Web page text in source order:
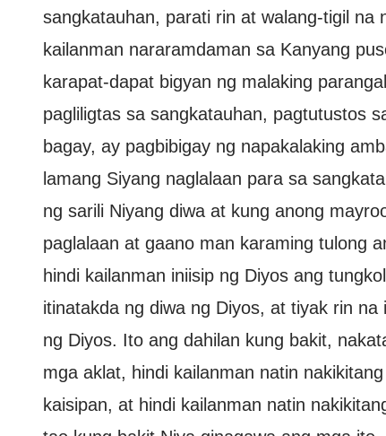
sangkatauhan, parati rin at walang-tigil na
kailanman nararamdaman sa Kanyang
karapat-dapat bigyan ng malaking
pagliligtas sa sangkatauhan, pagtutustos
bagay, ay pagbibigay ng napakalaking
lamang Siyang naglalaan para sa
ng sarili Niyang diwa at kung anong
paglalaan at gaano man karaming tulong
hindi kailanman iniisip ng Diyos ang
itinatakda ng diwa ng Diyos, at tiyak rin
ng Diyos. Ito ang dahilan kung bakit,
mga aklat, hindi kailanman natin
kaisipan, at hindi kailanman natin